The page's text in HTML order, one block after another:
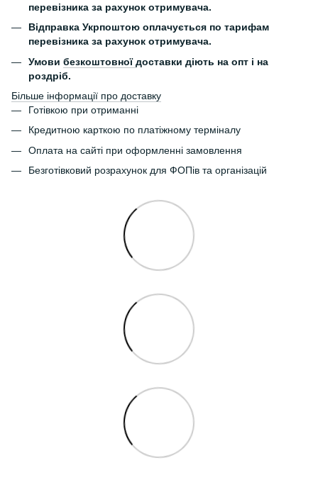
перевізника за рахунок отримувача.
Відправка Укрпоштою оплачується по тарифам
перевізника за рахунок отримувача.
Умови безкоштовноїдоставки діють на опт і на
роздріб.
Більше інформації про доставку
Готівкою при отриманні
Кредитною карткою по платіжному терміналу
Оплата на сайті при оформленні замовлення
Безготівковий розрахунок для ФОПів та організацій